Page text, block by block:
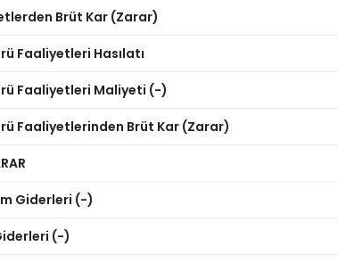
Brüt Kar (Zarar)
Faaliyetleri Hasılatı
Faaliyetleri Maliyeti (-)
Faaliyetlerinden Brüt Kar (Zarar)
Giderleri (-)
(-)